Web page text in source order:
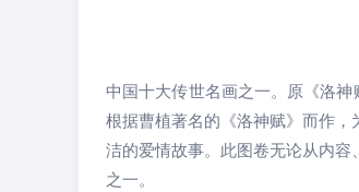
中国十大传世名画之一。原《洛
根据曹植著名的《洛神赋》而作
洁的爱情故事。此图卷无论从内
之一。